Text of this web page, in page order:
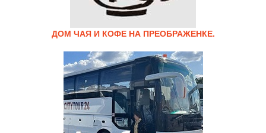
ДОМ ЧАЯ И КОФЕ НА ПРЕОБРАЖЕНКЕ.